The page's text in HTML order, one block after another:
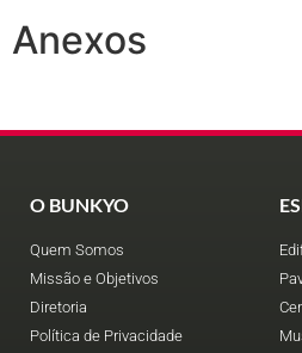
Anexos
O BUNKYO
Quem Somos
Missão e Objetivos
Diretoria
Política de Privacidade